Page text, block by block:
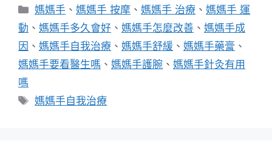
分
類
媽媽手 、媽媽手 按摩 、媽媽手 治療 、媽媽手 運
動 、 媽媽手多久會好 、 媽媽手怎麼改善 、 媽媽手成
因 、 媽媽手自我治療 、 媽媽手舒緩 、 媽媽手藥膏 、
媽媽手要看醫生嗎 、 媽媽手護腕 、 媽媽手針灸有用
嗎
標
媽媽手自我治療